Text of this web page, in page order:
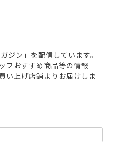
ジン」を配信しています。
フおすすめ商品等の情報
い上げ店舗よりお届けしま